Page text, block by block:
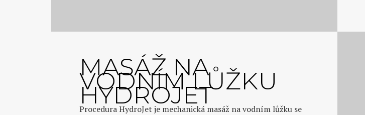
MASÁŽ NA
VODNÍM LŮŽKU
HYDROJET
Procedura HydroJet je mechanická masáž na vodním lůžku se